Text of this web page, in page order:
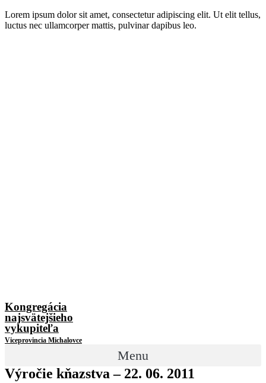
Lorem ipsum dolor sit amet, consectetur adipiscing elit. Ut elit tellus,
luctus nec ullamcorper mattis, pulvinar dapibus leo.
Kongregácia
najsvätejšieho
vykupiteľa
Viceprovincia Michalovce
Menu
Výročie kňazstva – 22. 06. 2011